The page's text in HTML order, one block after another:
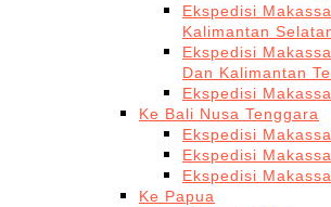
Ekspedisi
Kalimantan
Ekspedisi
Dan Kalimantan
Ekspedisi
Ke Bali Nusa Tenggara
Ekspedisi
Ekspedisi
Ekspedisi
Ke Papua